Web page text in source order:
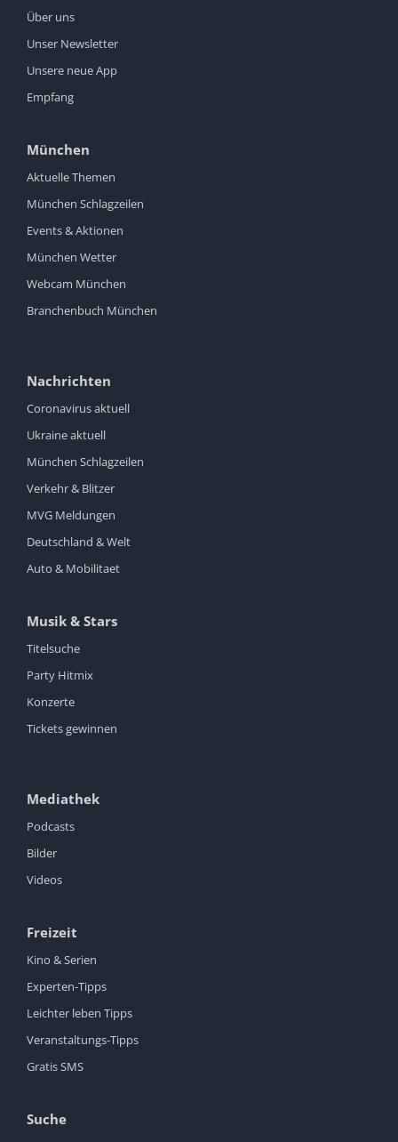
Über uns
Unser Newsletter
Unsere neue App
Empfang
München
Aktuelle Themen
München Schlagzeilen
Events & Aktionen
München Wetter
Webcam München
Branchenbuch München
Nachrichten
Coronavirus aktuell
Ukraine aktuell
München Schlagzeilen
Verkehr & Blitzer
MVG Meldungen
Deutschland & Welt
Auto & Mobilitaet
Musik & Stars
Titelsuche
Party Hitmix
Konzerte
Tickets gewinnen
Mediathek
Podcasts
Bilder
Videos
Freizeit
Kino & Serien
Experten-Tipps
Leichter leben Tipps
Veranstaltungs-Tipps
Gratis SMS
Suche